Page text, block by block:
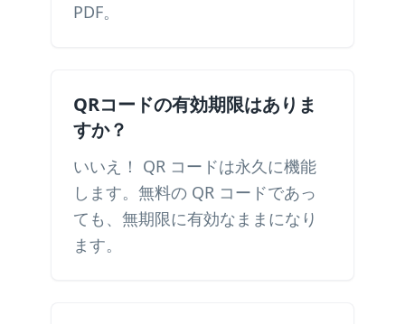
PDF。
QRコードの有効期限はありま
すか？
いいえ！ QR コードは永久に機能
します。無料の QR コードであっ
ても、無期限に有効なままになり
ます。